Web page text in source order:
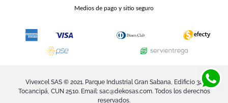
Medios de pago y sitio seguro
Vivexcel SAS © 2021. Parque Industrial Gran Sabana, Edificio 32
Tocancipá, CUN 2510. Email: sac@dekosas.com. Todos los derechos
reservados.